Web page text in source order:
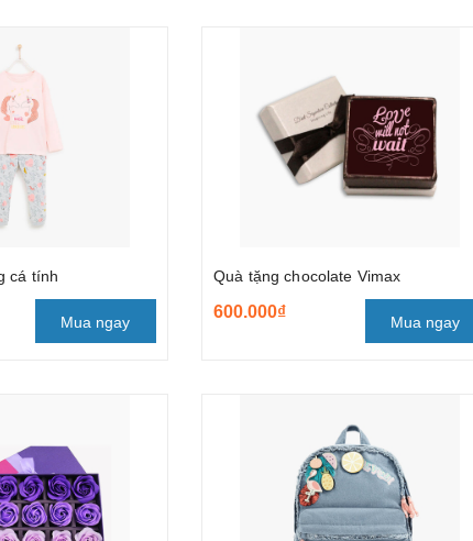
cá tính
Mua ngay
Quà tặng chocolate Vimax
600.000₫
Mua ngay